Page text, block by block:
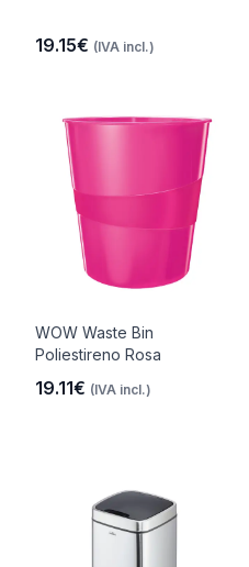
19.15€ (IVA incl.)
WOW Waste Bin
Poliestireno Rosa
19.11€ (IVA incl.)